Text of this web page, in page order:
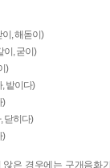
, 해돋이)
이, 굳이)
)
밭이다)
)
닫히다)
)
은 경우에는 구개음화